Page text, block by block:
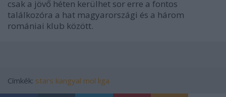
csak a jövő héten kerülhet sor erre a fontos
találkozóra a hat magyarországi és a három
romániai klub között.
Címkék: stars kangyal mol liga